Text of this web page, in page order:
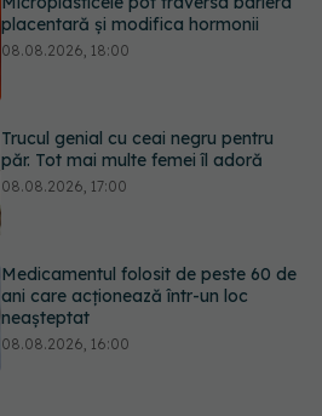
Trucul genial cu ceai negru pentru
Medicamentul folosit de peste 60 de
Transpirații nocturne: semnul ignorat
care poate ascunde probleme